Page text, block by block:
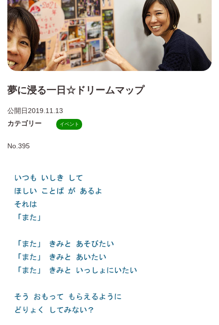
夢に浸る一日☆ドリームマップ
公開日2019.11.13
カテゴリー
イベント
No.395